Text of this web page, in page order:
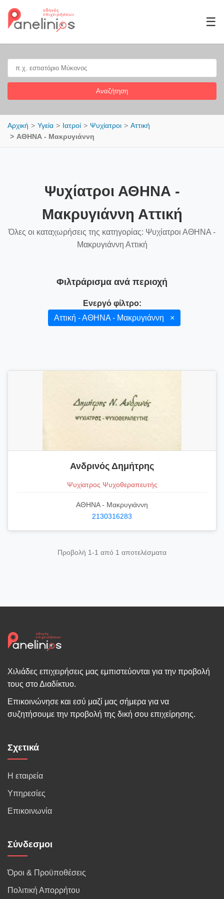
☰
Αναζήτηση
Αρχική Υγεία Ιατροί Ψυχίατροι
Αττική
ΑΘΗΝΑ - Μακρυγιάννη
Ψυχίατροι ΑΘΗΝΑ -
Μακρυγιάννη Αττική
Όλες οι καταχωρήσεις της κατηγορίας: Ψυχίατροι ΑΘΗΝΑ -
Μακρυγιάννη Αττική
Φιλτράρισμα ανά περιοχή
Ενεργό φίλτρο:
Αττική - ΑΘΗΝΑ - Μακρυγιάννη
×
Ανδρινός Δημήτρης
Ψυχίατρος Ψυχοθεραπευτής
ΑΘΗΝΑ - Μακρυγιάννη
2130316283
Προβολή 1-1 από 1 αποτελέσματα
Χιλιάδες επιχειρήσεις μας εμπιστεύονται για την προβολή
τους στο Διαδίκτυο.
Επικοινώνησε και εσύ μαζί μας σήμερα για να
συζητήσουμε την προβολή της δική σου επιχείρησης.
Σχετικά
Η εταιρεία
Υπηρεσίες
Επικοινωνία
Σύνδεσμοι
Όροι & Προϋποθέσεις
Πολιτική Απορρήτου